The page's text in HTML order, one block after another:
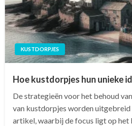
KUSTDORPJES
Hoe kustdorpjes hun unieke
De strategieën voor het behoud
van kustdorpjes worden uitgebreid
artikel, waarbij de focus ligt op het